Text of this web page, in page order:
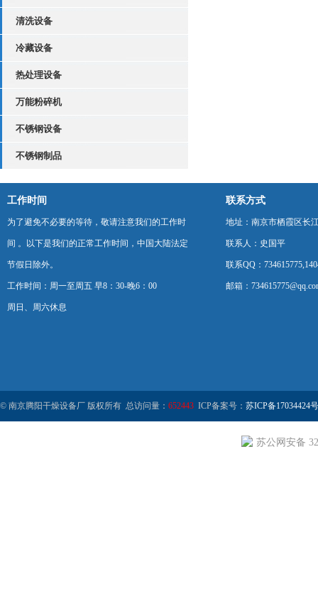
清洗设备
冷藏设备
热处理设备
万能粉碎机
不锈钢设备
不锈钢制品
工作时间
为了避免不必要的等待，敬请注意我们的工作时
间 。以下是我们的正常工作时间，中国大陆法定
节假日除外。
工作时间：周一至周五 早8：30-晚6：00
周日、周六休息
联系方式
地址：南京市栖霞区长
联系人：史国平
联系QQ：
邮箱：
© 南京腾阳干燥设备厂 版权所有 总访问量： 652443 ICP备案号： 苏ICP备17034424
苏公网安备